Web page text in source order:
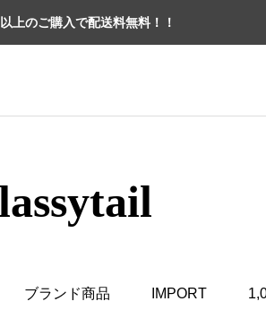
上のご購入で配送料無料！！
ブランド商品 IMPORT